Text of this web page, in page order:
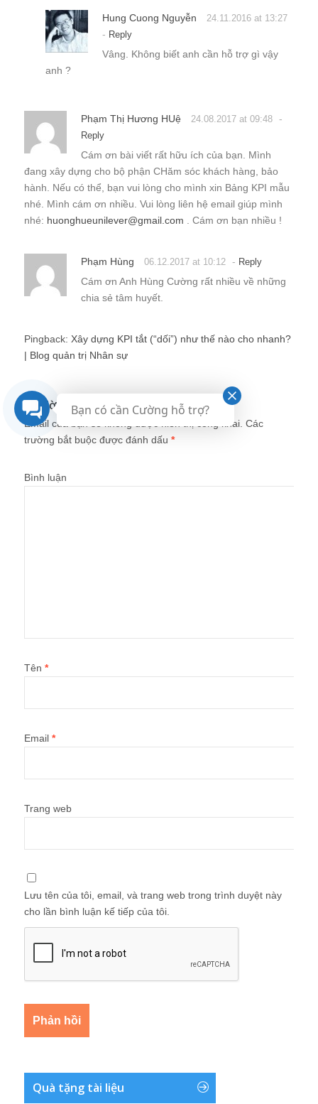
Hung Cuong Nguyễn 24.11.2016 at 13:27
- Reply
Vâng. Không biết anh cần hỗ trợ gì vậy
anh ?
Phạm Thị Hương HUệ 24.08.2017 at 09:48 -
Reply
Cám ơn bài viết rất hữu ích của bạn. Mình
đang xây dựng cho bộ phận CHăm sóc khách hàng, bảo
hành. Nếu có thể, bạn vui lòng cho mình xin Bảng KPI mẫu
nhé. Mình cám ơn nhiều. Vui lòng liên hệ email giúp mình
nhé: huonghueunilever@gmail.com . Cám ơn bạn nhiều !
Phạm Hùng 06.12.2017 at 10:12 - Reply
Cám ơn Anh Hùng Cường rất nhiều về những
chia sẻ tâm huyết.
Pingback: Xây dựng KPI tắt (“dối”) như thế nào cho nhanh?
| Blog quản trị Nhân sự
Trả lời
Email của bạn sẽ không được hiển thị công khai. Các
trường bắt buộc được đánh dấu *
Bình luận
Tên *
Email *
Trang web
Lưu tên của tôi, email, và trang web trong trình duyệt này
cho lần bình luận kế tiếp của tôi.
Quà tặng tài liệu
Bạn có cần Cường hỗ trợ?